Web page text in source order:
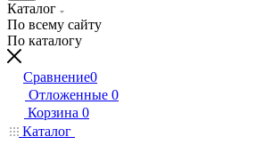
Каталог
По всему сайту
По каталогу
Сравнение0
Отложенные 0
Корзина 0
Каталог